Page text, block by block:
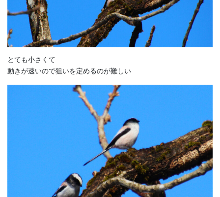
とても小さくて
動きが速いので狙いを定めるのが難しい